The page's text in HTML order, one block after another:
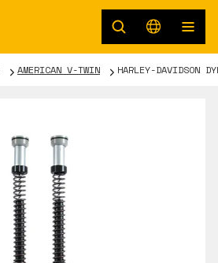
AMERICAN V-TWIN HARLEY-DAVIDSON